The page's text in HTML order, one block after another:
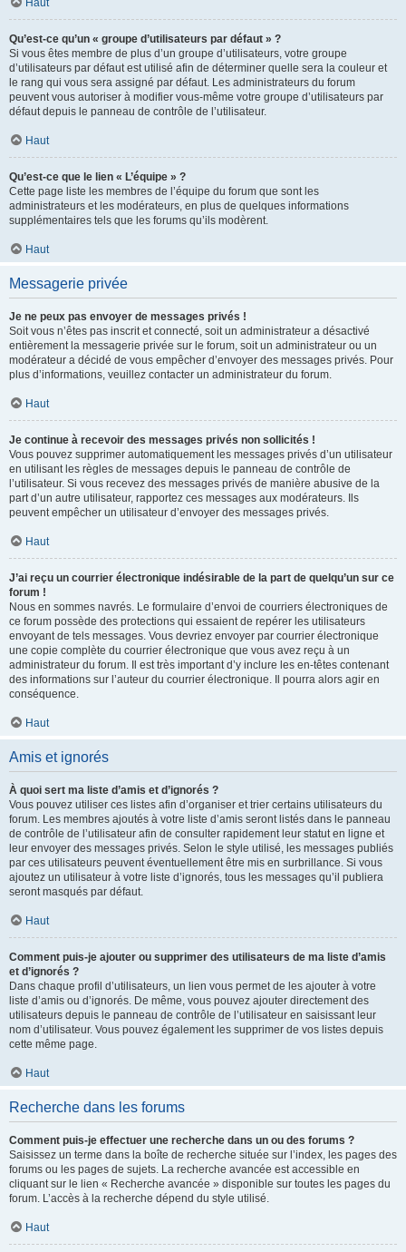
Haut
Qu’est-ce qu’un « groupe d’utilisateurs par défaut » ?
Si vous êtes membre de plus d’un groupe d’utilisateurs, votre groupe
d’utilisateurs par défaut est utilisé afin de déterminer quelle sera la couleur et
le rang qui vous sera assigné par défaut. Les administrateurs du forum
peuvent vous autoriser à modifier vous-même votre groupe d’utilisateurs par
défaut depuis le panneau de contrôle de l’utilisateur.
Haut
Qu’est-ce que le lien « L’équipe » ?
Cette page liste les membres de l’équipe du forum que sont les
administrateurs et les modérateurs, en plus de quelques informations
supplémentaires tels que les forums qu’ils modèrent.
Haut
Messagerie privée
Je ne peux pas envoyer de messages privés !
Soit vous n’êtes pas inscrit et connecté, soit un administrateur a désactivé
entièrement la messagerie privée sur le forum, soit un administrateur ou un
modérateur a décidé de vous empêcher d’envoyer des messages privés. Pour
plus d’informations, veuillez contacter un administrateur du forum.
Haut
Je continue à recevoir des messages privés non sollicités !
Vous pouvez supprimer automatiquement les messages privés d’un utilisateur
en utilisant les règles de messages depuis le panneau de contrôle de
l’utilisateur. Si vous recevez des messages privés de manière abusive de la
part d’un autre utilisateur, rapportez ces messages aux modérateurs. Ils
peuvent empêcher un utilisateur d’envoyer des messages privés.
Haut
J’ai reçu un courrier électronique indésirable de la part de quelqu’un sur ce
forum !
Nous en sommes navrés. Le formulaire d’envoi de courriers électroniques de
ce forum possède des protections qui essaient de repérer les utilisateurs
envoyant de tels messages. Vous devriez envoyer par courrier électronique
une copie complète du courrier électronique que vous avez reçu à un
administrateur du forum. Il est très important d’y inclure les en-têtes contenant
des informations sur l’auteur du courrier électronique. Il pourra alors agir en
conséquence.
Haut
Amis et ignorés
À quoi sert ma liste d’amis et d’ignorés ?
Vous pouvez utiliser ces listes afin d’organiser et trier certains utilisateurs du
forum. Les membres ajoutés à votre liste d’amis seront listés dans le panneau
de contrôle de l’utilisateur afin de consulter rapidement leur statut en ligne et
leur envoyer des messages privés. Selon le style utilisé, les messages publiés
par ces utilisateurs peuvent éventuellement être mis en surbrillance. Si vous
ajoutez un utilisateur à votre liste d’ignorés, tous les messages qu’il publiera
seront masqués par défaut.
Haut
Comment puis-je ajouter ou supprimer des utilisateurs de ma liste d’amis
et d’ignorés ?
Dans chaque profil d’utilisateurs, un lien vous permet de les ajouter à votre
liste d’amis ou d’ignorés. De même, vous pouvez ajouter directement des
utilisateurs depuis le panneau de contrôle de l’utilisateur en saisissant leur
nom d’utilisateur. Vous pouvez également les supprimer de vos listes depuis
cette même page.
Haut
Recherche dans les forums
Comment puis-je effectuer une recherche dans un ou des forums ?
Saisissez un terme dans la boîte de recherche située sur l’index, les pages des
forums ou les pages de sujets. La recherche avancée est accessible en
cliquant sur le lien « Recherche avancée » disponible sur toutes les pages du
forum. L’accès à la recherche dépend du style utilisé.
Haut